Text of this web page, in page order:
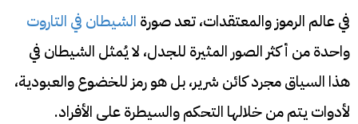
في عالم الرموز والمعتقدات، تعد صورة الشيطان في التاروت
واحدة من أكثر الصور المثيرة للجدل، لا يُمثل الشيطان في
هذا السياق مجرد كائن شرير، بل هو رمز للخضوع والعبودية،
لأدوات يتم من خلالها التحكم والسيطرة على الأفراد.